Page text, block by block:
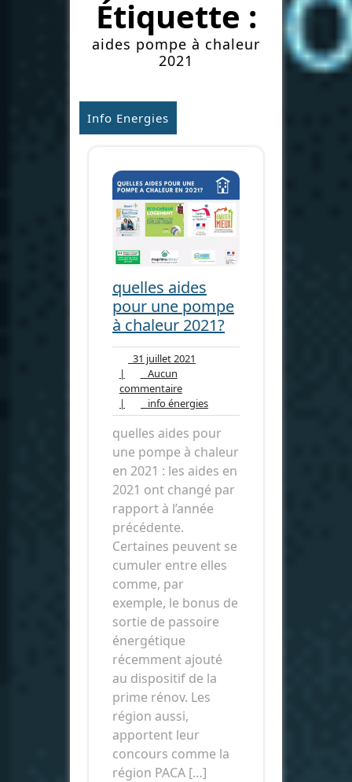
Étiquette :
aides pompe à chaleur
2021
Info Energies
quelles aides
pour une pompe
à chaleur 2021?
31 juillet 2021
|
Aucun
commentaireAucun
commentaire
| info énergiesinfo
énergies
quelles aides pour
une pompe à chaleur
en 2021 : les aides en
2021 ont changé par
rapport à l’année
précédente.
Certaines peuvent se
cumuler entre elles
comme, par
exemple, le bonus de
sortie de passoire
énergétique
récemment ajouté
au dispositif de la
prime rénov. Les
région aussi,
apportent leur
concours comme la
région PACA […]